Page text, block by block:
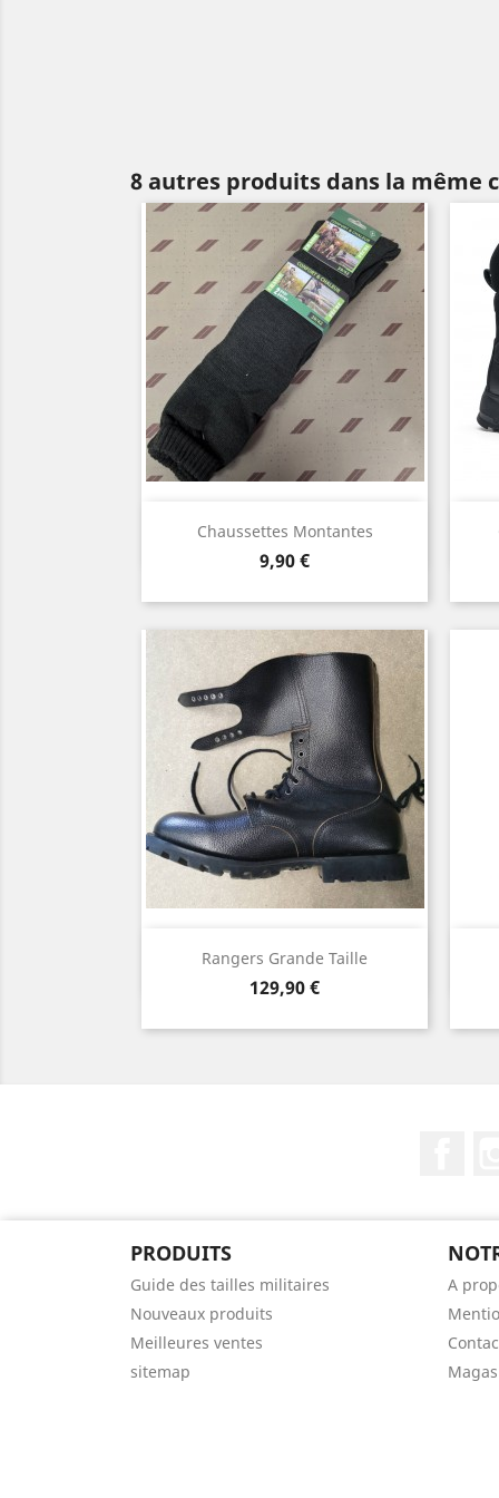
8 autres produits dans la même
Chaussettes Montantes
Prix
9,90 €
Aperçu rapide
Rangers Grande Taille
Prix
129,90 €
Aperçu rapide
PRODUITS
Guide des tailles militaires
Nouveaux produits
Meilleures ventes
sitemap
A